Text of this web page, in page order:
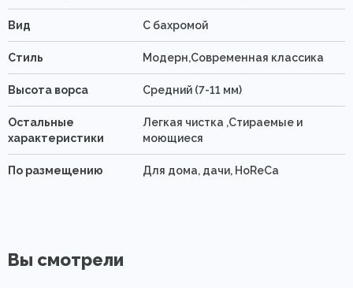
Вид C бахромой
Стиль Модерн,Современная классика
Высота ворса Средний (7-11 мм)
Остальные
характеристики
Легкая чистка ,Стираемые и
моющиеся
По размещению Для дома, дачи, HoReCa
Вы смотрели